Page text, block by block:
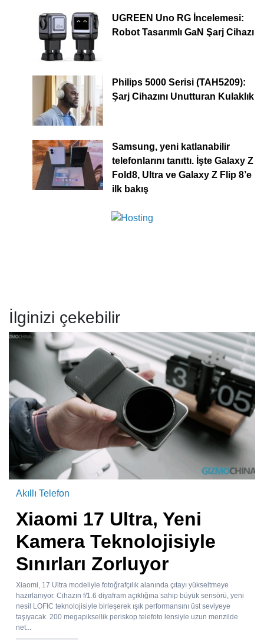
UGREEN Uno RG İncelemesi:
Robot Tasarımlı GaN Şarj Cihazı
Philips 5000 Serisi (TAH5209):
Şarj Cihazını Unutturan Kulaklık
Samsung, yeni katlanabilir
telefonlarını tanıttı. İşte Galaxy Z
Fold8, Ultra ve Galaxy Z Flip 8’e
ilk bakış
İlginizi çekebilir
Akıllı Telefon
Xiaomi 17 Ultra, Yeni
Kamera Teknolojisiyle
Sınırları Zorluyor
Xiaomi, 17 Ultra modeliyle fotoğrafçılık alanında çıtayı yükseltmeye
hazırlanıyor. Cihazın f/1.6 diyafram açıklığına sahip büyük sensörü, yeni
nesil LOFIC teknolojisiyle birleşerek ışık performansını üst seviyeye
taşıyacak. 200 megapiksellik periskop telefoto lensiyle uzun menzilde
net...